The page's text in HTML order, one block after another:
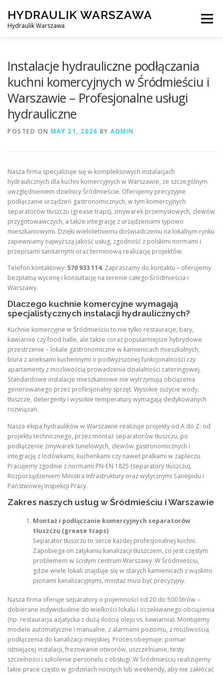
content
HYDRAULIK WARSZAWA
Hydraulik Warszawa
Menu
OBSŁUGIWANE LOKALIZACJE – WARSZAWA I OKOLICE
KONTAKT
Instalacje hydrauliczne podłączania
kuchni komercyjnych w Śródmieściu i
Warszawie – Profesjonalne usługi
hydrauliczne
POSTED ON MAY 21, 2026 BY ADMIN
Nasza firma specjalizuje się w kompleksowych instalacjach
hydraulicznych dla kuchni komercyjnych w Warszawie, ze szczególnym
uwzględnieniem dzielnicy Śródmieście. Oferujemy precyzyjne
podłączanie urządzeń gastronomicznych, w tym komercyjnych
separatorów tłuszczu (grease traps), zmywarek przemysłowych, zlewów
przygotowawczych, a także integrację z urządzeniami typowo
mieszkaniowymi. Dzięki wieloletniemu doświadczeniu na lokalnym rynku
zapewniamy najwyższą jakość usług, zgodność z polskimi normami i
przepisami sanitarnymi oraz terminową realizację projektów.
Telefon kontaktowy: 570 933 114. Zapraszamy do kontaktu – oferujemy
bezpłatną wycenę i konsultację na terenie całego Śródmieścia i
Warszawy.
Dlaczego kuchnie komercyjne wymagają
specjalistycznych instalacji hydraulicznych?
Kuchnie komercyjne w Śródmieściu to nie tylko restauracje, bary,
kawiarnie czy food halle, ale także coraz popularniejsze hybrydowe
przestrzenie – lokale gastronomiczne w kamienicach mieszkalnych,
biura z aneksami kuchennymi o podwyższonej funkcjonalności czy
apartamenty z możliwością prowadzenia działalności cateringowej.
Standardowe instalacje mieszkaniowe nie wytrzymują obciążenia
generowanego przez profesjonalny sprzęt. Wysokie zużycie wody,
tłuszcze, detergenty i wysokie temperatury wymagają dedykowanych
rozwiązań.
Nasza ekipa hydraulików w Warszawie realizuje projekty od A do Z: od
projektu technicznego, przez montaż separatorów tłuszczu, po
podłączenie zmywarek tunelowych, zlewów gastronomicznych i
integrację z lodówkami, kuchenkami czy nawet pralkami w zapleczu.
Pracujemy zgodnie z normami PN-EN 1825 (separatory tłuszczu),
Rozporządzeniem Ministra Infrastruktury oraz wytycznymi Sanepidu i
Państwowej Inspekcji Pracy.
Zakres naszych usług w Śródmieściu i Warszawie
Montaż i podłączanie komercyjnych separatorów
tłuszczu (grease traps)
Separator tłuszczu to serce każdej profesjonalnej kuchni.
Zapobiega on zatykaniu kanalizacji tłuszczem, co jest częstym
problemem w ścisłym centrum Warszawy. W Śródmieściu,
gdzie wiele lokali znajduje się w starych kamienicach z wąskimi
pionami kanalizacyjnymi, montaż musi być precyzyjny.
Nasza firma oferuje separatory o pojemności od 20 do 500 litrów –
dobierane indywidualnie do wielkości lokalu i oczekiwanego obciążenia
(np. restauracja azjatycka z dużą ilością oleju vs. kawiarnia). Montujemy
modele automatyczne i manualne, z alarmami poziomu, z możliwością
podłączenia do kanalizacji miejskiej. Proces obejmuje: pomiar
istniejącej instalacji, frezowanie otworów, uszczelnianie, testy
szczelności i szkolenie personelu z obsługi. W Śródmieściu realizujemy
takie prace często w godzinach nocnych lub weekendy, aby nie zakłócać